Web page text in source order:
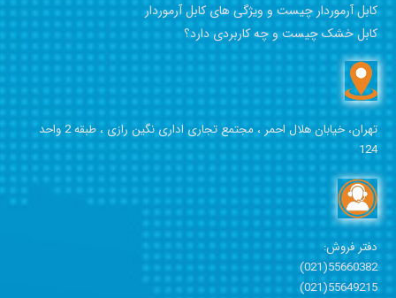
کابل آرموردار چیست و ویژگی های کابل آرموردار
کابل خشک چیست و چه کاربردی دارد؟
تهران، خیابان هلال احمر ،مجتمع تجاری اداری نگین رازی ،
طبقه 2 واحد
124
دفتر فروش:
55660382(021)
55649215(021)